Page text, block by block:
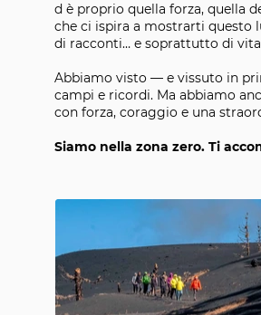
d è proprio quella forza, quella
che ci ispira a mostrarti questo
di racconti… e soprattutto di
Abbiamo visto — e vissuto in
campi e ricordi. Ma abbiamo
con forza, coraggio e una
Siamo nella zona zero. Ti